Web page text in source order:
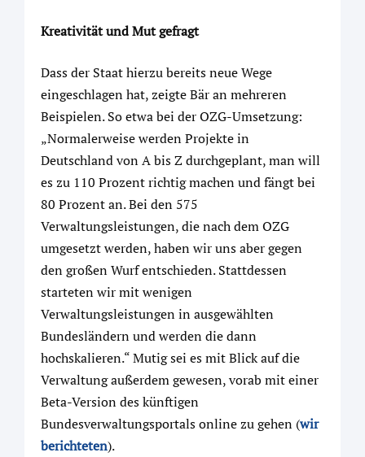
Kreativität und Mut gefragt
Dass der Staat hierzu bereits neue Wege
eingeschlagen hat, zeigte Bär an mehreren
Beispielen. So etwa bei der OZG-Umsetzung:
„Normalerweise werden Projekte in
Deutschland von A bis Z durchgeplant, man will
es zu 110 Prozent richtig machen und fängt bei
80 Prozent an. Bei den 575
Verwaltungsleistungen, die nach dem OZG
umgesetzt werden, haben wir uns aber gegen
den großen Wurf entschieden. Stattdessen
starteten wir mit wenigen
Verwaltungsleistungen in ausgewählten
Bundesländern und werden die dann
hochskalieren.“ Mutig sei es mit Blick auf die
Verwaltung außerdem gewesen, vorab mit einer
Beta-Version des künftigen
Bundesverwaltungsportals online zu gehen (wir
berichteten).